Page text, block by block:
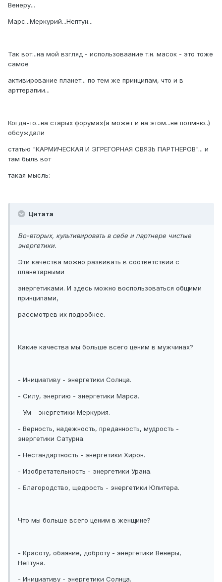
Венеру...
Марс...Меркурий...Нептун...
Так вот...на мой взгляд - использоваание т.н. масок - это тоже
самое
активирование планет... по тем же принципам, что и в
арттерапии...
Когда-то...на старых форумаз(а может и на этом...не полмню..)
обсуждали
статью "КАРМИЧЕСКАЯ И ЭГРЕГОРНАЯ СВЯЗЬ ПАРТНЕРОВ"... и
там былв вот
такая мысль:
Цитата
Во-вторых, культивировать в себе и партнере чистые
энергетики.
Эти качества можно развивать в соответствии с
планетарными
энергетиками. И здесь можно воспользоваться общими
принципами,
рассмотрев их подробнее.
Какие качества мы больше всего ценим в мужчинах?
- Инициативу - энергетики Солнца.
- Силу, энергию - энергетики Марса.
- Ум - энергетики Меркурия.
- Верность, надежность, преданность, мудрость -
энергетики Сатурна.
- Нестандартность - энергетики Хирон.
- Изобретательность - энергетики Урана.
- Благородство, щедрость - энергетики Юпитера.
Что мы больше всего ценим в женщине?
- Красоту, обаяние, доброту - энергетики Венеры,
Нептуна.
- Инициативу - энергетики Солнца.